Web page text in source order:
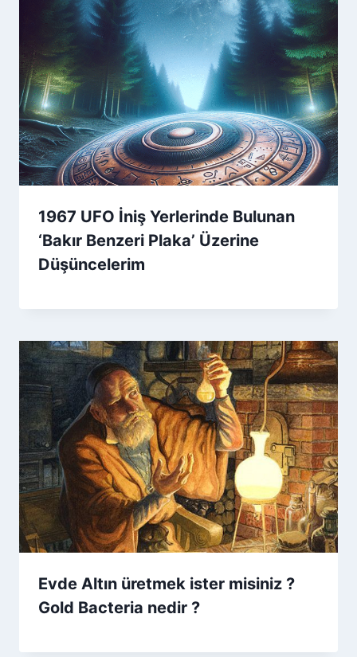
1967 UFO İniş Yerlerinde Bulunan
‘Bakır Benzeri Plaka’ Üzerine
Düşüncelerim
Evde Altın üretmek ister misiniz ?
Gold Bacteria nedir ?